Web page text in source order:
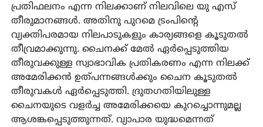
പ്രതിഫലനം എന്ന നിലക്കാണ് നിലവിലെ യു എസ്
തീരുമാനങ്ങള്‍. അതിനു പുറമെ ട്രംപിന്റെ
വ്യക്തിപരമായ നിലപാടുകളും കാര്യങ്ങളെ കൂടുതല്‍
തീവ്രമാക്കുന്നു. ചൈനക്ക് മേല്‍ ഏര്‍പ്പെടുത്തിയ
തീരുവക്കുള്ള സ്വാഭാവിക പ്രതികരണം എന്ന നിലക്ക്
അമേരിക്കന്‍ ഉത്പന്നങ്ങള്‍ക്കും ചൈന കൂടുതല്‍
തീരുവകള്‍ ഏര്‍പ്പെടുത്തി. ദ്രുതഗതിയിലുള്ള
ചൈനയുടെ വളര്‍ച്ച അമേരിക്കയെ കുറച്ചൊന്നുമല്ല
ആശങ്കപ്പെടുത്തുന്നത്. വ്യാപാര യുദ്ധമെന്നത്